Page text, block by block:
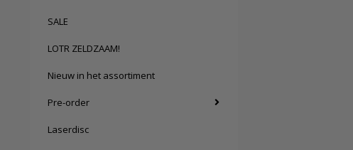
SALE
LOTR ZELDZAAM!
Nieuw in het assortiment
Pre-order
Laserdisc